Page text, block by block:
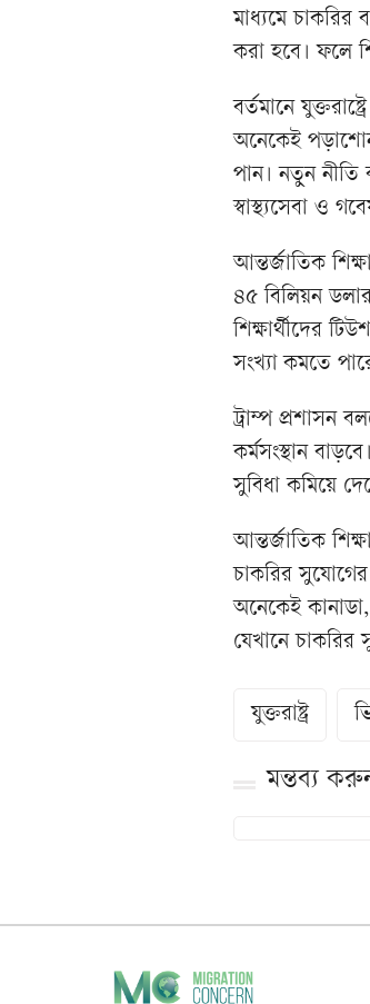
মাধ্যমে চাকরির
করা হবে। ফলে
বর্তমানে
অনেকেই
পান। নতুন নীতি
স্বাস্থ্যসেবা ও
আন্তর্জাতিক
৪৫ বিলিয়ন
শিক্ষার্থীদের
সংখ্যা কমতে
ট্রাম্প প্রশাসন
কর্মসংস্থান
সুবিধা কমিয়ে
আন্তর্জাতিক
চাকরির
অনেকেই
যেখানে
যুক্তরাষ্ট্র
মন্তব্য